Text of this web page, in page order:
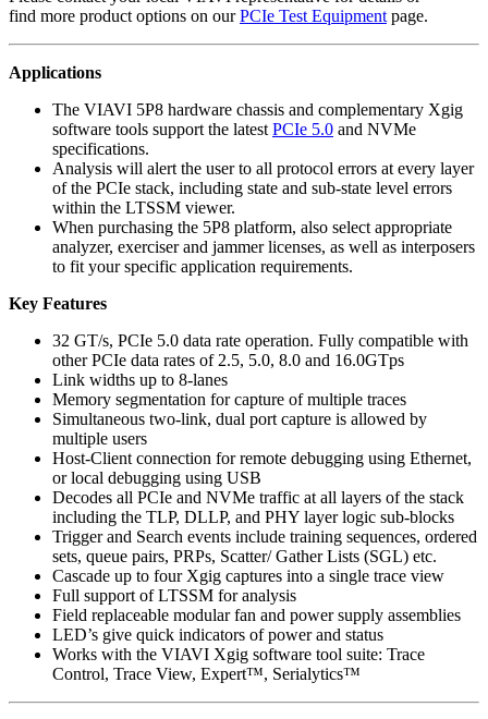
find more product options on ourPCIe Test Equipment page.
Applications
The VIAVI 5P8 hardware chassis and complementary Xgig
software tools support the latest PCIe 5.0 and NVMe
specifications.
Analysis will alert the user to all protocol errors at every layer
of the PCIe stack, including state and sub-state level errors
within the LTSSM viewer.
When purchasing the 5P8 platform, also select appropriate
analyzer, exerciser and jammer licenses, as well as interposers
to fit your specific application requirements.
Key Features
32 GT/s, PCIe 5.0 data rate operation. Fully compatible with
other PCIe data rates of 2.5, 5.0, 8.0 and 16.0GTps
Link widths up to 8-lanes
Memory segmentation for capture of multiple traces
Simultaneous two-link, dual port capture is allowed by
multiple users
Host-Client connection for remote debugging using Ethernet,
or local debugging using USB
Decodes all PCIe and NVMe traffic at all layers of the stack
including the TLP, DLLP, and PHY layer logic sub-blocks
Trigger and Search events include training sequences, ordered
sets, queue pairs, PRPs, Scatter/ Gather Lists (SGL) etc.
Cascade up to four Xgig captures into a single trace view
Full support of LTSSM for analysis
Field replaceable modular fan and power supply assemblies
LED’s give quick indicators of power and status
Works with the VIAVI Xgig software tool suite: Trace
Control, Trace View, Expert™, Serialytics™